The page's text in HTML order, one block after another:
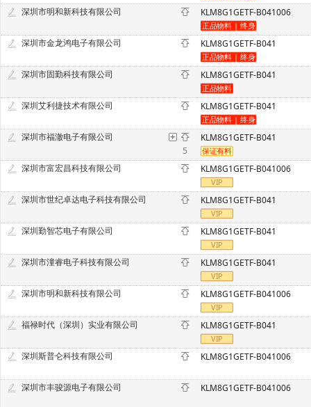
深圳市明和新科技有限公司 KLM8G1GETF-B041006
深圳市金龙鸿电子有限公司 KLM8G1GETF-B041
深圳市固勤科技有限公司 KLM8G1GETF-B041
深圳艾利捷技术有限公司 KLM8G1GETF-B041
深圳市福澈电子有限公司
5
KLM8G1GETF-B041
深圳市富宏昌科技有限公司 KLM8G1GETF-B041006
深圳市世纪卓达电子科技有限公司 KLM8G1GETF-B041
深圳勤智芯电子有限公司 KLM8G1GETF-B041
深圳市潼睿电子科技有限公司 KLM8G1GETF-B041
深圳市明和新科技有限公司 KLM8G1GETF-B041006
福禄时代（深圳）实业有限公司 KLM8G1GETF-B041
深圳斯普仑科技有限公司 KLM8G1GETF-B041006
深圳市丰骏源电子有限公司 KLM8G1GETF-B041006